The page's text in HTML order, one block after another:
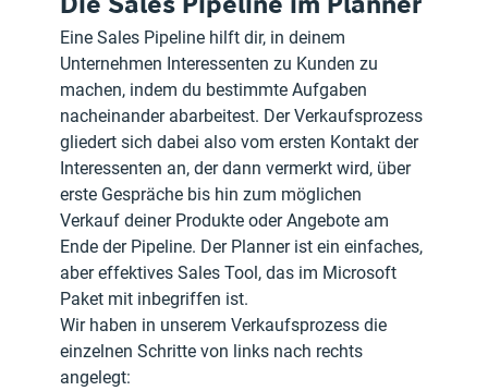
Eine Sales Pipeline hilft dir, in deinem
Unternehmen Interessenten zu Kunden zu
machen, indem du bestimmte Aufgaben
nacheinander abarbeitest. Der Verkaufsprozess
gliedert sich dabei also vom ersten Kontakt der
Interessenten an, der dann vermerkt wird, über
erste Gespräche bis hin zum möglichen
Verkauf deiner Produkte oder Angebote am
Ende der Pipeline. Der Planner ist ein einfaches,
aber effektives Sales Tool, das im Microsoft
Paket mit inbegriffen ist.
Wir haben in unserem Verkaufsprozess die
einzelnen Schritte von links nach rechts
angelegt: